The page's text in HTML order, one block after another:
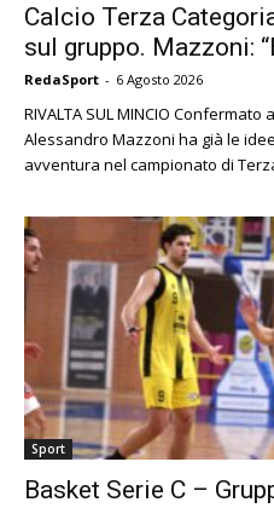
Calcio Terza
sul gruppo. Mazzoni:
RedaSport - 6 Agosto 2026
RIVALTA SUL MINCIO
Alessandro Mazzoni ha già le
avventura nel campionato di
Sport
Basket Serie C –